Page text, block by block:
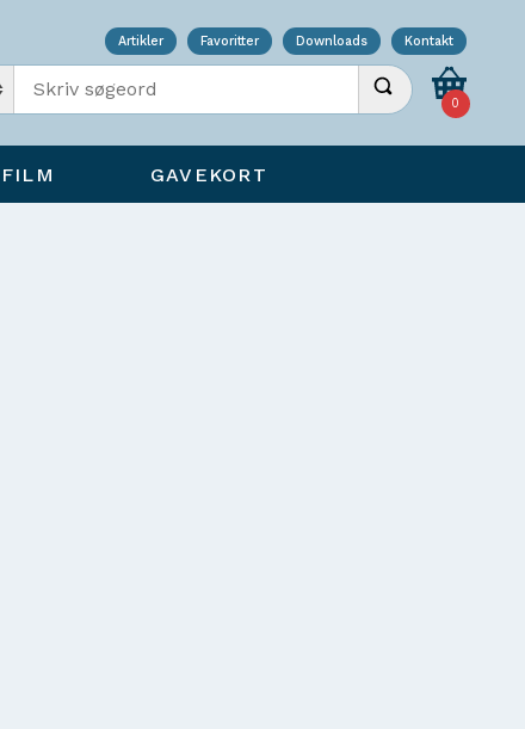
Artikler Favoritter Downloads Kontakt
Indtast søgeord Udfør søgning
0
FILM GAVEKORT